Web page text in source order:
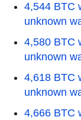
4,544 BTC
unknown
4,580 BTC
unknown
4,618 BTC
unknown
4,666 BTC